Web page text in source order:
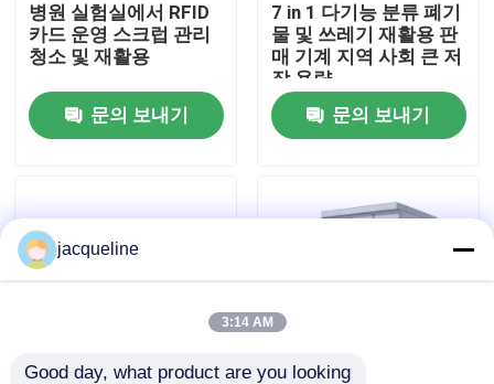
공장 투어
품질 관리
인용 을 요청 하십시오
병 반대 자동 판매기
병원 실험실에서 RFID
카드 운영 스크럽 관리
청소 및 재활용
문의 보내기
7 in 1 다기능 분류 폐기
물 및 쓰레기 재활용 판
매 기계 지역 사회 큰 저
장 용량
문의 보내기
jacqueline
3:14 AM
Good day, what product are you looking